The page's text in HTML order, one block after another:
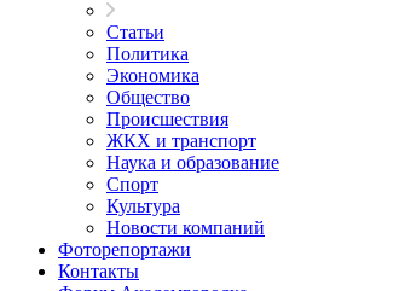
Статьи
Политика
Экономика
Общество
Происшествия
ЖКХ и транспорт
Наука и образование
Спорт
Культура
Новости компаний
Фоторепортажи
Контакты